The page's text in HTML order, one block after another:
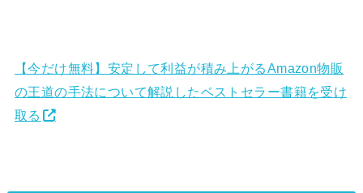
【今だけ無料】安定して利益が積み上がるAmazon物販
の王道の手法について解説したベストセラー書籍を受け
取る